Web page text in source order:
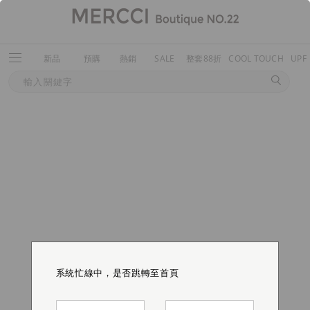
新品 預購 熱銷 SALE 整套88折 COOL TOUCH
系統忙線中，是否跳轉至首頁
系統忙線中，是否跳轉至首頁
系統忙線中，是否跳轉至首頁
系統忙線中，是否跳轉至首頁
系統忙線中，是否跳轉至首頁